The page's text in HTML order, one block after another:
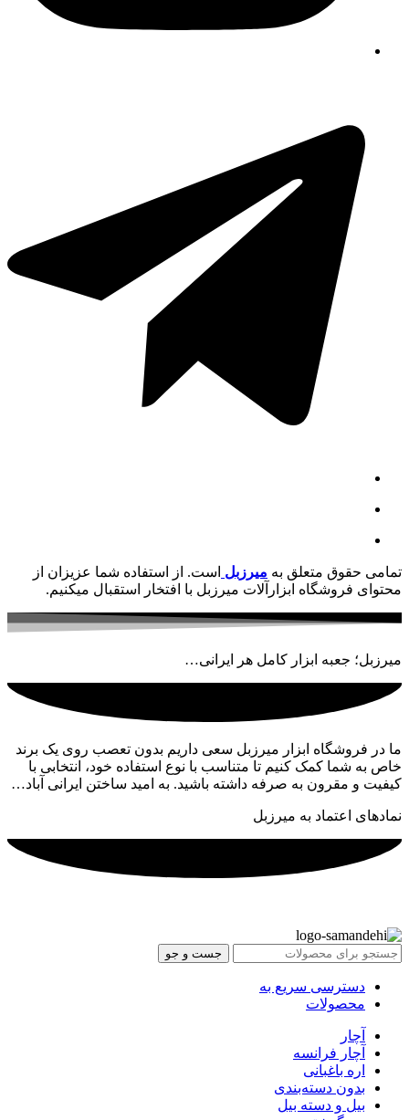
تمامی حقوق متعلق به میرزبل است. از استفاده شما عزیزان از
محتوای فروشگاه ابزارآلات میرزبل با افتخار استقبال میکنیم.
میرزبل؛ جعبه ابزار کامل هر ایرانی…
ما در فروشگاه ابزار میرزبل سعی داریم بدون تعصب روی یک برند
خاص به شما کمک کنیم تا متناسب با نوع استفاده خود، انتخابی با
کیفیت و مقرون به صرفه داشته باشید. به امید ساختن ایرانی آباد…
نمادهای اعتماد به میرزبل
جست و جو
دسترسی سریع به
محصولات
آچار
آچار فرانسه
اره باغبانی
بدون دسته‌بندی
بیل و دسته بیل